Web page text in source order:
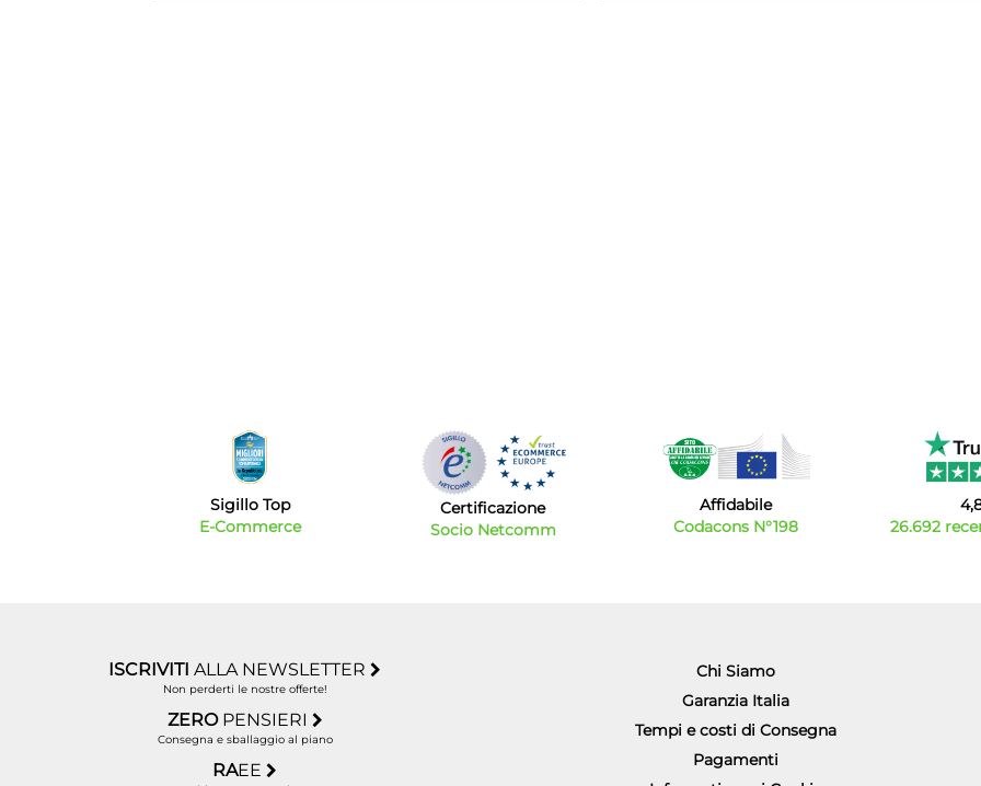
Sigillo Top
E-Commerce
Certificazione
Socio Netcomm
Affidabile
Codacons N°198
26.692
ISCRIVITIALLA NEWSLETTER
Non perderti le nostre offerte!
ZERO PENSIERI
Consegna e sballaggio al piano
RAEE
Chi Siamo
Garanzia Italia
Tempi e costi di Consegna
Pagamenti